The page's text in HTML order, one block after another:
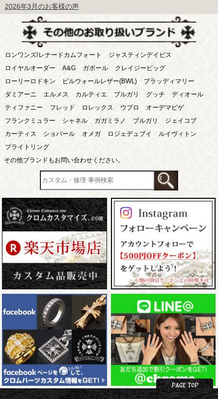
2026年3月のお客様の声
ロンワンズ/レナードカムフォート
ジャスティンデイビス
ロイヤルオーダー
A&G ガボール
クレイジーピッグ
ローリーロドキン
ビルウォールレザー(BWL)
ブラッディマリー
ダミアーニ
エルメス カルティエ ブルガリ グッチ
ディオール
ティファニー
フレッド ロレックス ウブロ
オーデマピゲ
フランクミュラー
シャネル ガガミラノ ブルガリ
ジェイコブ
カーティス
ショパール オメガ ロジェデュブイ
ルイヴィトン
ブライトリング
その他ブランドもお問い合わせください。